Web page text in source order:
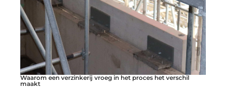
Waarom een verzinkerij vroeg in het proces het verschil
maakt